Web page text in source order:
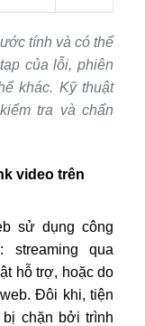
tính và có thể
của lỗi, phiên
khác. Kỹ thuật
tra và chẩn
video trên
sử dụng công
qua
hỗ trợ, hoặc do
Đôi khi, tiện
bị chặn bởi trình